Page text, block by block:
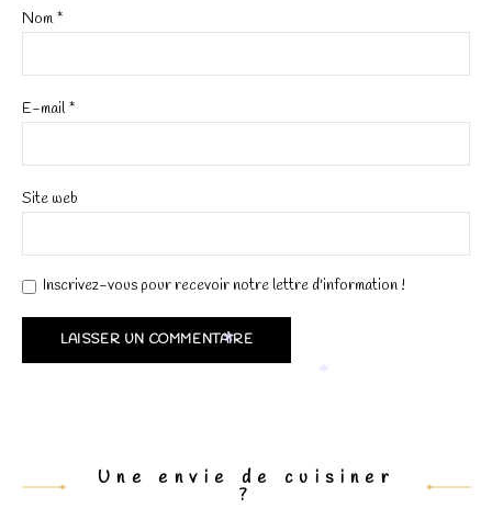
Nom*
E-mail*
Site web
Inscrivez-vous pour recevoir notre lettre d'information !
Une envie de cuisiner
?